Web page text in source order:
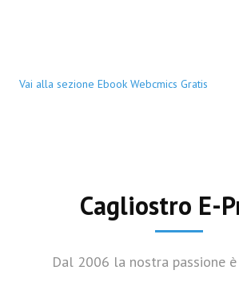
Vai alla sezione Ebook Webcmics Gratis
Cagliostro E-
Dal 2006 la nostra passione